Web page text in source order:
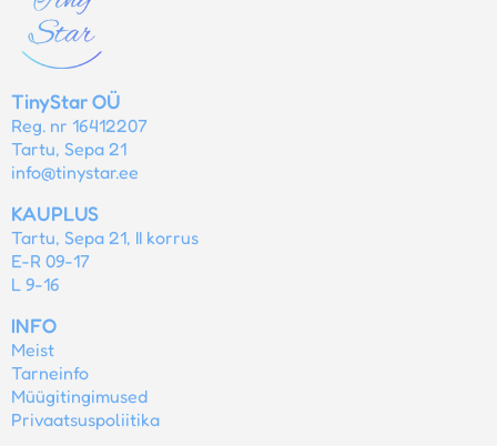
TinyStar OÜ
Reg. nr 16412207
Tartu, Sepa 21
info@tinystar.ee
KAUPLUS
Tartu, Sepa 21, II korrus
E-R 09-17
L 9-16
INFO
Meist
Tarneinfo
Müügitingimused
Privaatsuspoliitika